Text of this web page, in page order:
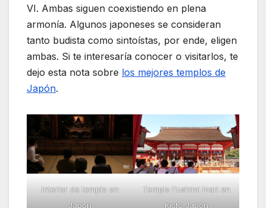
VI. Ambas siguen coexistiendo en plena
armonía. Algunos japoneses se consideran
tanto budista como sintoístas, por ende, eligen
ambas. Si te interesaría conocer o visitarlos, te
dejo esta nota sobre los mejores templos de
Japón.
Interior de templo en
Japon
Templo Fushimi Inari en
Kioto Japon